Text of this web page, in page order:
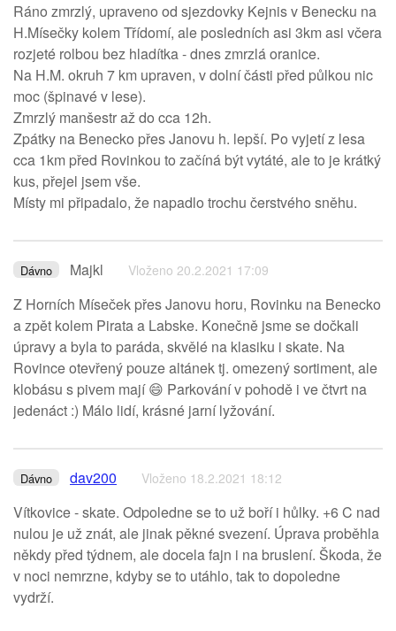
Ráno zmrzlý, upraveno od sjezdovky Kejnis v Benecku na
H.Mísečky kolem Třídomí, ale posledních asi 3km asi včera
rozjeté rolbou bez hladítka - dnes zmrzlá oranice.
Na H.M. okruh 7 km upraven, v dolní části před půlkou nic
moc (špinavé v lese).
Zmrzlý manšestr až do cca 12h.
Zpátky na Benecko přes Janovu h. lepší. Po vyjetí z lesa
cca 1km před Rovinkou to začíná být vytáté, ale to je krátký
kus, přejel jsem vše.
Místy mi připadalo, že napadlo trochu čerstvého sněhu.
Dávno Majkl Vloženo 20.2.2021 17:09
Z Horních Míseček přes Janovu horu, Rovinku na Benecko
a zpět kolem Pirata a Labske. Konečně jsme se dočkali
úpravy a byla to paráda, skvělé na klasiku i skate. Na
Rovince otevřený pouze altánek tj. omezený sortiment, ale
klobásu s pivem mají 😄 Parkování v pohodě i ve čtvrt na
jedenáct :) Málo lidí, krásné jarní lyžování.
Dávno dav200 Vloženo 18.2.2021 18:12
Vítkovice - skate. Odpoledne se to už boří i hůlky. +6 C nad
nulou je už znát, ale jinak pěkné svezení. Úprava proběhla
někdy před týdnem, ale docela fajn i na bruslení. Škoda, že
v noci nemrzne, kdyby se to utáhlo, tak to dopoledne
vydrží.